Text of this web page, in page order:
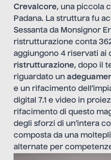
Crevalcore, una piccola
Padana. La struttura fu
Sessanta da Monsignor
ristrutturazione conta
aggiungono 4 riservati ai
ristrutturazione, dopo il
riguardato un
e un rifacimento
digital 7.1 e video in
rifacimento di questo
degli sforzi di un’intera
composta da una
alternate per